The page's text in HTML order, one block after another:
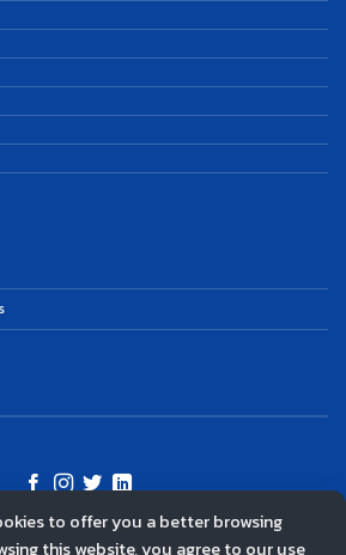
©
to offer you a better browsing
this website, you agree to our use